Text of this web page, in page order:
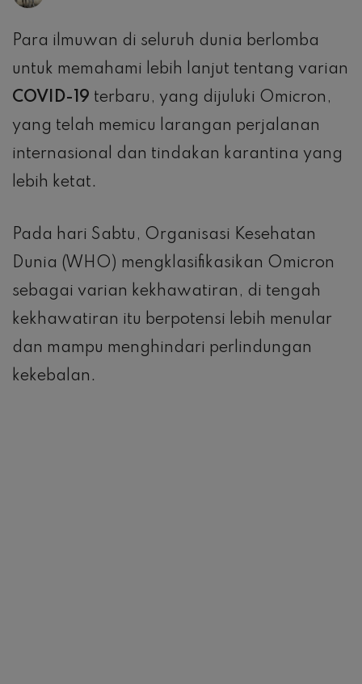
Para ilmuwan di seluruh dunia berlomba
untuk memahami lebih lanjut tentang varian
COVID-19 terbaru, yang dijuluki Omicron,
yang telah memicu larangan perjalanan
internasional dan tindakan karantina yang
lebih ketat.
Pada hari Sabtu, Organisasi Kesehatan
Dunia (WHO) mengklasifikasikan Omicron
sebagai varian kekhawatiran, di tengah
kekhawatiran itu berpotensi lebih menular
dan mampu menghindari perlindungan
kekebalan.